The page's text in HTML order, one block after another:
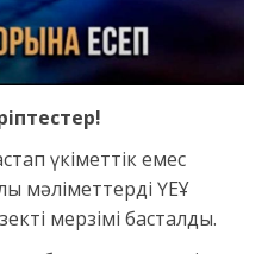
!
үкіметтік емес
мәліметтерді ҮЕҰ
мерзімі басталды.